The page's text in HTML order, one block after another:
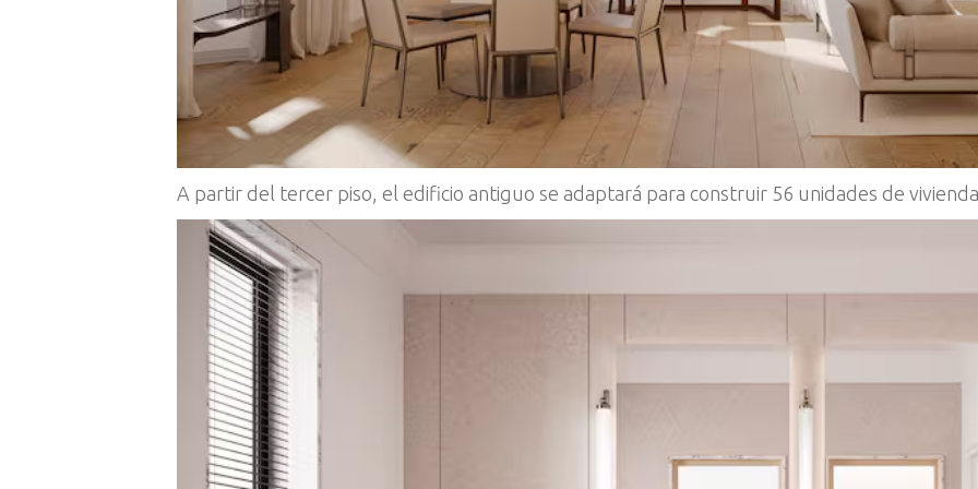
A partir del tercer piso, el edificio antiguo se adaptará para construir 56 unidades de vivienda